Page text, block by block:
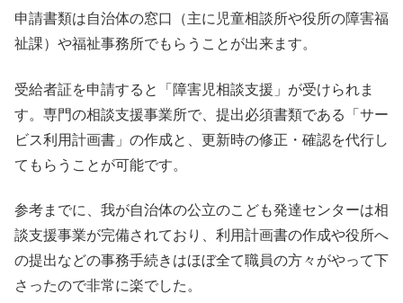
申請書類は自治体の窓口（主に児童相談所や役所の障害福
祉課）や福祉事務所でもらうことが出来ます。
受給者証を申請すると「障害児相談支援」が受けられま
す。専門の相談支援事業所で、提出必須書類である「サー
ビス利用計画書」の作成と、更新時の修正・確認を代行し
てもらうことが可能です。
参考までに、我が自治体の公立のこども発達センターは相
談支援事業が完備されており、利用計画書の作成や役所へ
の提出などの事務手続きはほぼ全て職員の方々がやって下
さったので非常に楽でした。